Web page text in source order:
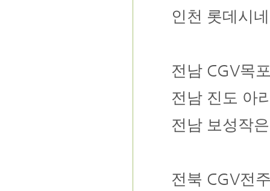
인천 롯데시
전남 CGV목
전남 진도 아
전남 보성작
전북 CGV전